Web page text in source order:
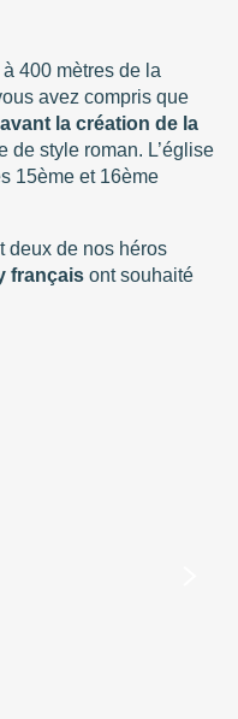
à 400 mètres de la
avez compris que
la création de la
de style roman. L’église
15ème et 16ème
deux de nos héros
français ont souhaité